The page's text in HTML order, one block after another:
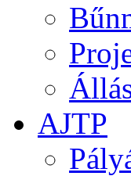
AJTP